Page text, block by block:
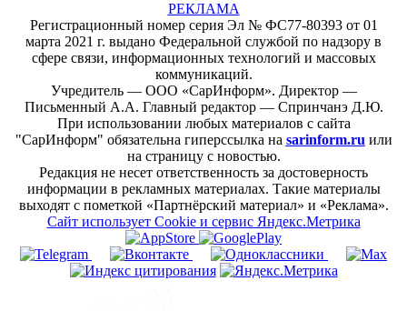
РЕКЛАМА
Регистрационный номер серия Эл № ФС77-80393 от 01
марта 2021 г. выдано Федеральной службой по надзору в
сфере связи, информационных технологий и массовых
коммуникаций.
Учредитель — ООО «СарИнформ». Директор —
Письменный А.А. Главный редактор — Спринчанэ Д.Ю.
При использовании любых материалов с сайта
"СарИнформ" обязательна гиперссылка на sarinform.ru или
на страницу с новостью.
Редакция не несет ответственность за достоверность
информации в рекламных материалах. Такие материалы
выходят с пометкой «Партнёрский материал» и «Реклама».
Сайт использует Cookie и сервиc Яндекс.Метрика